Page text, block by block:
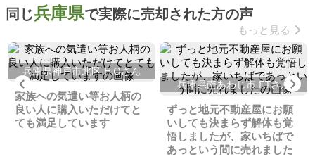
同じ兵庫県で実際に売却された方の声
もっと見る
Previous
兵庫県神戸市北区 H.Oさん
家族への気遣い等お人柄の
良い人に購入いただけてと
ても満足しています
兵庫県南あわじ市 F.Tさん
ずっと地元不動産屋にお願
いしても決まらず解体も覚
悟しましたが、家いちばで
あっという間に売れました